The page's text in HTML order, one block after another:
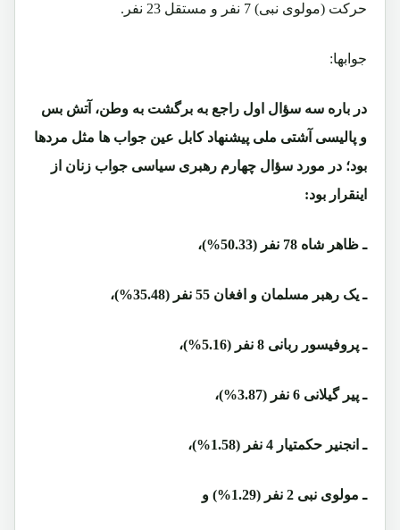
حرکت (مولوی نبی) 7 نفر و مستقل 23 نفر.
جوابها:
در باره سه سؤال اول راجع به برگشت به وطن، آتش بس
و پالیسی آشتی ملی پیشنهاد کابل عین جواب ها مثل مردها
بود؛ در مورد سؤال چهارم رهبری سیاسی جواب زنان از
اینقرار بود:
ـ ظاهر شاه 78 نفر (50.33%)،
ـ یک رهبر مسلمان و افغان 55 نفر (35.48%)،
ـ پروفیسور ربانی 8 نفر (5.16%)،
ـ پیر گیلانی 6 نفر (3.87%)،
ـ انجنیر حکمتیار 4 نفر (1.58%)،
ـ مولوی نبی 2 نفر (1.29%) و